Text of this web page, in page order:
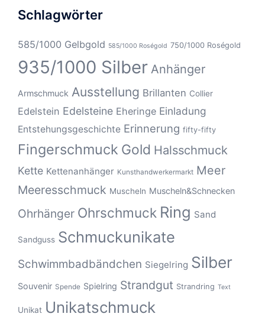
Schlagwörter
585/1000 Gelbgold 585/1000 Roségold 750/1000 Roségold
935/1000 Silber Anhänger
Armschmuck Ausstellung Brillanten Collier
Edelstein Edelsteine Eheringe Einladung
Entstehungsgeschichte Erinnerung fifty-fifty
Fingerschmuck Gold Halsschmuck
Kette Kettenanhänger Kunsthandwerkermarkt Meer
Meeresschmuck Muscheln Muscheln&Schnecken
Ohrhänger Ohrschmuck Ring Sand
Sandguss Schmuckunikate
Schwimmbadbändchen Siegelring Silber
Souvenir Spende Spielring Strandgut Strandring Text
Unikat Unikatschmuck